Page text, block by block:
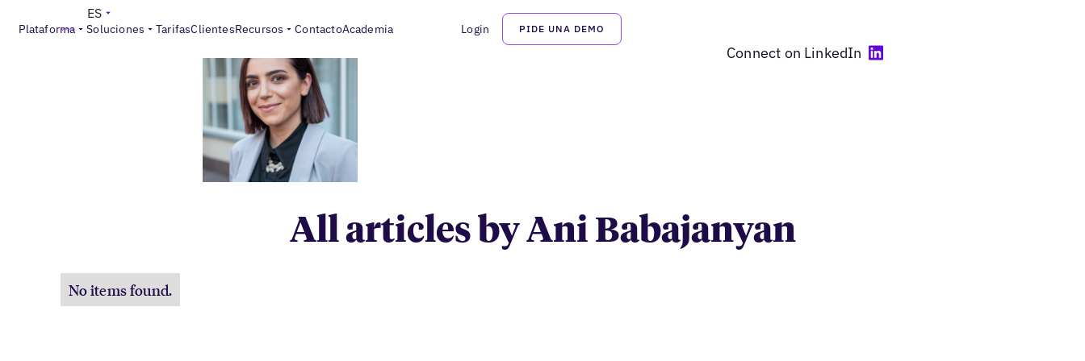
Plataforma Soluciones TarifasClientesRecursos ContactoAcademia Login PIDE UNA DEMO
ES
Ani Babajanyan
Connect on LinkedIn
All articles by Ani Babajanyan
No items found.